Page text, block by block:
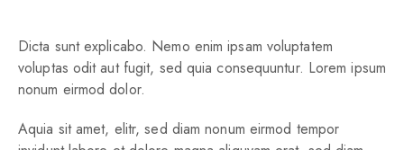
Dicta sunt explicabo. Nemo enim ipsam voluptatem
voluptas odit aut fugit, sed quia consequuntur. Lorem ipsum
nonum eirmod dolor.
Aquia sit amet, elitr, sed diam nonum eirmod tempor